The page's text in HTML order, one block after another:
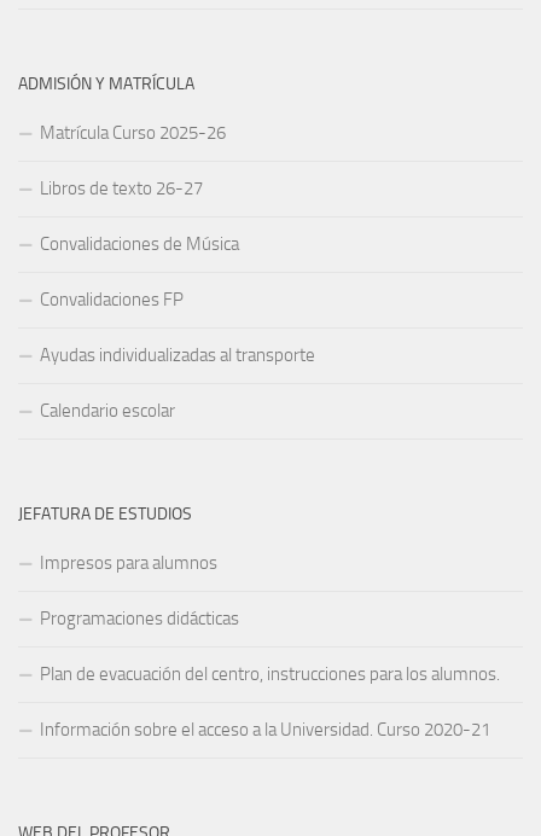
ADMISIÓN Y MATRÍCULA
Matrícula Curso 2025-26
Libros de texto 26-27
Convalidaciones de Música
Convalidaciones FP
Ayudas individualizadas al transporte
Calendario escolar
JEFATURA DE ESTUDIOS
Impresos para alumnos
Programaciones didácticas
Plan de evacuación del centro, instrucciones para los alumnos.
Información sobre el acceso a la Universidad. Curso 2020-21